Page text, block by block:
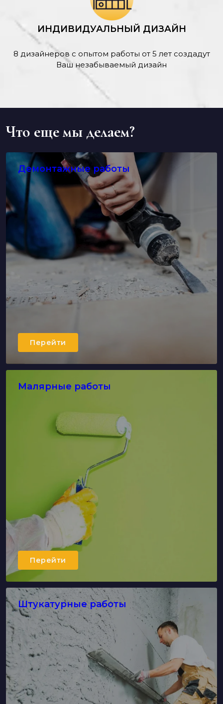
ИНДИВИДУАЛЬНЫЙ ДИЗАЙН
8 дизайнеров с опытом работы от 5 лет создадут
Ваш незабываемый дизайн
Что еще мы делаем?
Демонтажные работы
Перейти
Малярные работы
Перейти
Штукатурные работы